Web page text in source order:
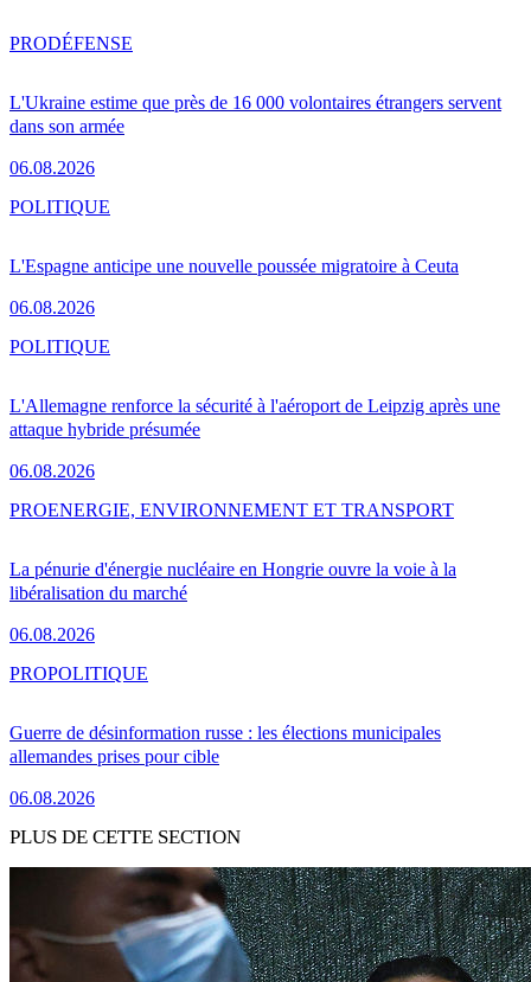
L'Ukraine estime que près de 16 000 volontaires étrangers servent
dans son armée
06.08.2026
PRODÉFENSE
L'Espagne anticipe une nouvelle poussée migratoire à Ceuta
06.08.2026
POLITIQUE
L'Allemagne renforce la sécurité à l'aéroport de Leipzig après une
attaque hybride présumée
06.08.2026
POLITIQUE
La pénurie d'énergie nucléaire en Hongrie ouvre la voie à la
libéralisation du marché
06.08.2026
PROENERGIE, ENVIRONNEMENT ET TRANSPORT
Guerre de désinformation russe : les élections municipales
allemandes prises pour cible
06.08.2026
PROPOLITIQUE
PLUS DE CETTE SECTION